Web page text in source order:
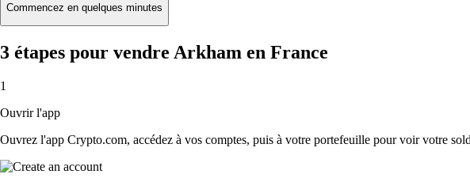
Commencez en quelques minutes
3 étapes pour vendre Arkham en France
1
Ouvrir l'app
Ouvrez l'app Crypto.com, accédez à vos comptes, puis à votre portefeuille pour voir votre